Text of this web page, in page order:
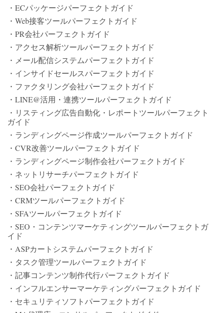
・ECパッケージパーフェクトガイド
・Web接客ツールパーフェクトガイド
・PR会社パーフェクトガイド
・アクセス解析ツールパーフェクトガイド
・メール配信システムパーフェクトガイド
・インサイドセールスパーフェクトガイド
・ファクタリング会社パーフェクトガイド
・LINE@活用・連携ツールパーフェクトガイド
・リスティング広告自動化・レポートツールパーフェクト
ガイド
・ランディングページ作成ツールパーフェクトガイド
・CVR改善ツールパーフェクトガイド
・ランディングページ制作会社パーフェクトガイド
・ネットリサーチパーフェクトガイド
・SEO会社パーフェクトガイド
・CRMツールパーフェクトガイド
・SFAツールパーフェクトガイド
・SEO・コンテンツマーケティングツールパーフェクトガ
イド
・ASPカートシステムパーフェクトガイド
・タスク管理ツールパーフェクトガイド
・記事コンテンツ制作代行パーフェクトガイド
・インフルエンサーマーケティングパーフェクトガイド
・セキュリティソフトパーフェクトガイド